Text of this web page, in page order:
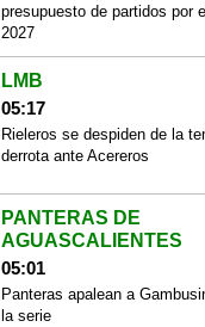
presupuesto de partidos por
2027
LMB
05:17
Rieleros se despiden de la
derrota ante Acereros
PANTERAS DE
AGUASCALIENTES
05:01
Panteras apalean a
la serie